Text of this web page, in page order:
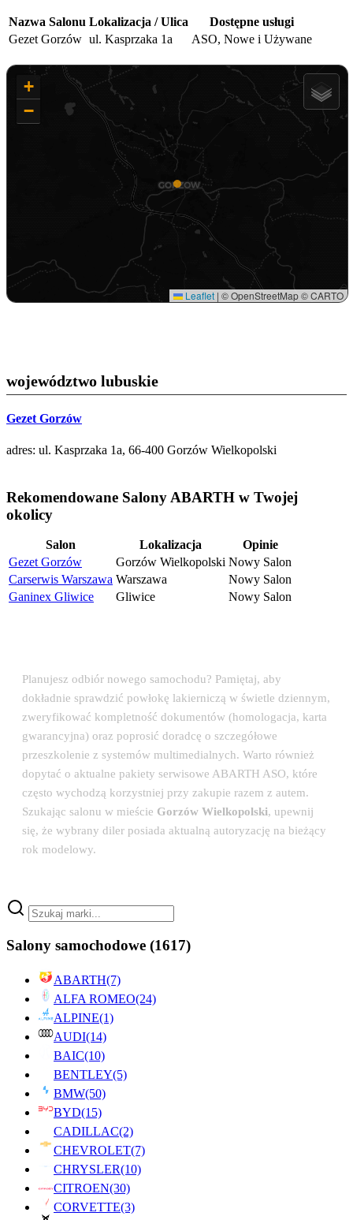
Nazwa Salonu Lokalizacja / Ulica
Dostępne usługi
Gezet Gorzów ul. Kasprzaka 1a ASO, Nowe i Używane
+
−
Leaflet | © OpenStreetMap © CARTO
województwo lubuskie
Gezet Gorzów
adres: ul. Kasprzaka 1a, 66-400 Gorzów Wielkopolski
Rekomendowane Salony ABARTH w Twojej
okolicy
Salon Lokalizacja
Opinie
Gezet Gorzów
Gorzów Wielkopolski Nowy Salon
Carserwis Warszawa Warszawa
Nowy Salon
Ganinex Gliwice
Gliwice Nowy Salon
Planujesz odbiór nowego samochodu? Pamiętaj, aby
dokładnie sprawdzić powłokę lakierniczą w świetle dziennym,
zweryfikować kompletność dokumentów (homologacja, karta
gwarancyjna) oraz poprosić doradcę o szczegółowe
przeszkolenie z systemów multimedialnych. Warto również
dopytać o aktualne pakiety serwisowe ABARTH ASO, które
często wychodzą korzystniej przy zakupie razem z autem.
Szukając salonu w mieście Gorzów Wielkopolski, upewnij
się, że wybrany diler posiada aktualną autoryzację na bieżący
rok modelowy.
Salony samochodowe (1617)
ABARTH(7)
ALFA ROMEO(24)
ALPINE(1)
AUDI(14)
BAIC(10)
BENTLEY(5)
BMW(50)
BYD(15)
CADILLAC(2)
CHEVROLET(7)
CHRYSLER(10)
CITROEN(30)
CORVETTE(3)